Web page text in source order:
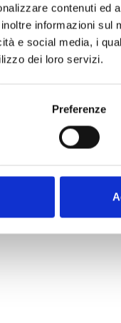
contenuti ed
informazioni
e social media, i
dei loro servizi.
Preferenze